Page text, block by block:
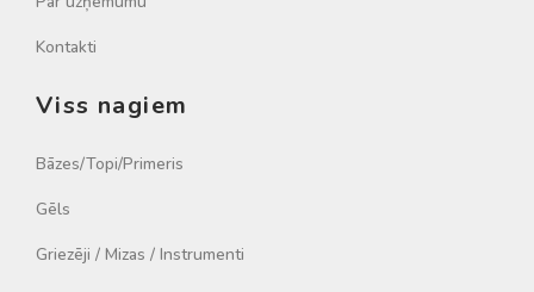
Kontakti
Viss nagiem
Bāzes/Topi/Primeris
Gēls
Griezēji / Mizas / Instrumenti